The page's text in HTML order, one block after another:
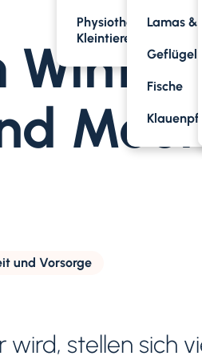
Physiotherapie für
Kleintiere
Lamas
Geflügel
Fische
und Vorsorge
stellen sich